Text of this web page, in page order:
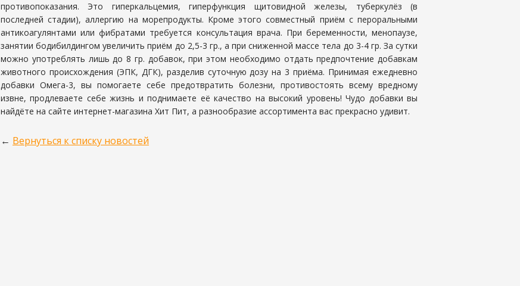
противопоказания. Это гиперкальцемия, гиперфункция щитовидной железы, туберкулёз (в
последней стадии), аллергию на морепродукты. Кроме этого совместный приём с пероральными
антикоагулянтами или фибратами требуется консультация врача. При беременности, менопаузе,
занятии бодибилдингом увеличить приём до 2,5-3 гр., а при сниженной массе тела до 3-4 гр. За сутки
можно употреблять лишь до 8 гр. добавок, при этом необходимо отдать предпочтение добавкам
животного происхождения (ЭПК, ДГК), разделив суточную дозу на 3 приёма. Принимая ежедневно
добавки Омега-3, вы помогаете себе предотвратить болезни, противостоять всему вредному
извне, продлеваете себе жизнь и поднимаете её качество на высокий уровень! Чудо добавки вы
найдёте на сайте интернет-магазина Хит Пит, а разнообразие ассортимента вас прекрасно удивит.
← Вернуться к списку новостей